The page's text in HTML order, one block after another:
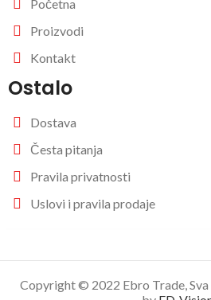
Početna
Proizvodi
Kontakt
Ostalo
Dostava
Česta pitanja
Pravila privatnosti
Uslovi i pravila prodaje
Copyright © 2022 Ebro Trade, Sva